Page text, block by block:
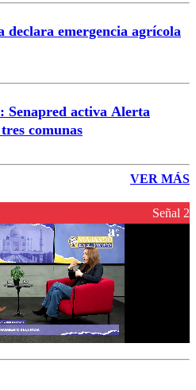
emergencia agrícola
Senapred activa Alerta
comunas
VER MÁS
Señal 2